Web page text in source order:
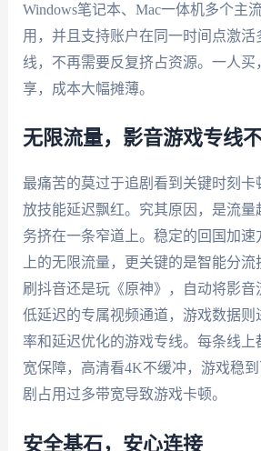
Windows笔记本、Mac一体机多个主
用，并且支持账户在同一时间点激活
线，不再需要反复挤占资源。一人买
享，成本大幅摊薄。
无限流量，影音游戏专线
最痛苦的莫过于追剧看到关键时刻卡
放技能延迟飘红。究其原因，是流量
务挤在一条窄道上。稳定的回国加速
上的无限流量，更关键的是智能分
刷抖音还是玩《原神》，自动将影音
低延迟的专属视频通道，游戏数据则
率和延迟优化的游戏专线。每条线上
宽保障，高清看4K不缓冲，游戏稳
剧占用过多带宽导致游戏卡顿。
安全基石，安心连接